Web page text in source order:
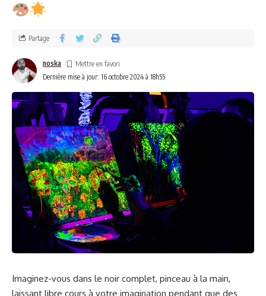
Dernière mise à jour: 16 octobre 2024 à 18h55
noska
Partage
Imaginez-vous dans le noir complet, pinceau à la main,
laissant libre cours à votre imagination pendant que des